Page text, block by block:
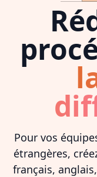
Pour vos
étrangères,
français,